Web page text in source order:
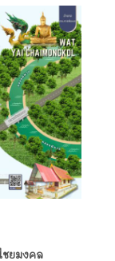
ชยมงคล